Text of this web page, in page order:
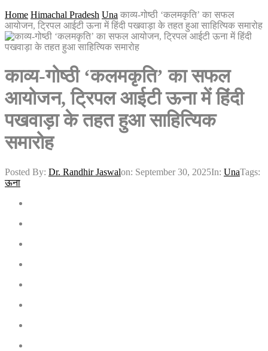
Home Himachal Pradesh Una काव्य-गोष्ठी ‘कलमकृति’ का सफल
आयोजन, ट्रिपल आईटी ऊना में हिंदी पखवाड़ा के तहत हुआ साहित्यिक समारोह
काव्य-गोष्ठी ‘कलमकृति’ का सफल
आयोजन, ट्रिपल आईटी ऊना में हिंदी
पखवाड़ा के तहत हुआ साहित्यिक
समारोह
Posted By: Dr. Randhir Jaswalon: September 30, 2025In: UnaTags:
ऊना